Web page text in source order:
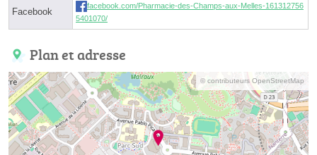
Facebook
facebook.com/Pharmacie-des-Champs-aux-Melles-161312756
5401070/
Plan et adresse
© contributeurs OpenStreetMap